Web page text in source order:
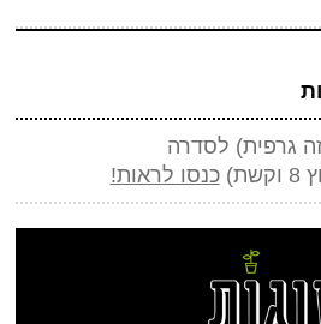
(חובה)
(אף אחד לא יראה אותו)(חובה)
ספאם - באיזה כלי תחבורה אני טס (ארבע אותיות)
גרפית) לסדרה
כנסו לראות!